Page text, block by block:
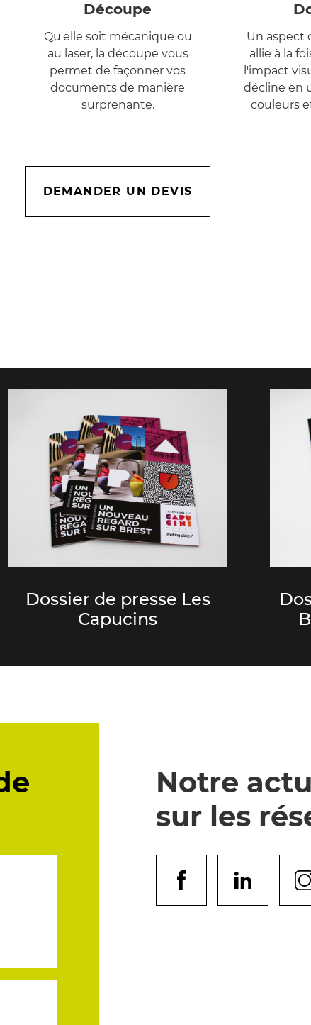
Découpe
Qu'elle soit mécanique ou
au laser, la découpe vous
permet de façonner vos
documents de manière
surprenante.
Un aspect
allie à la
l'impact
décline en
couleurs
DEMANDER UN DEVIS
Dossier de presse Les
Capucins
Notre
sur les